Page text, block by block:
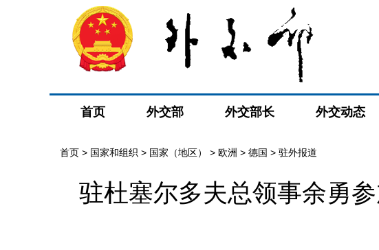
首页 外交部 外交部长 外交动态
首页 > 国家和组织 > 国家（地区） > 欧洲 > 德国 > 驻外报道
驻杜塞尔多夫总领事余勇